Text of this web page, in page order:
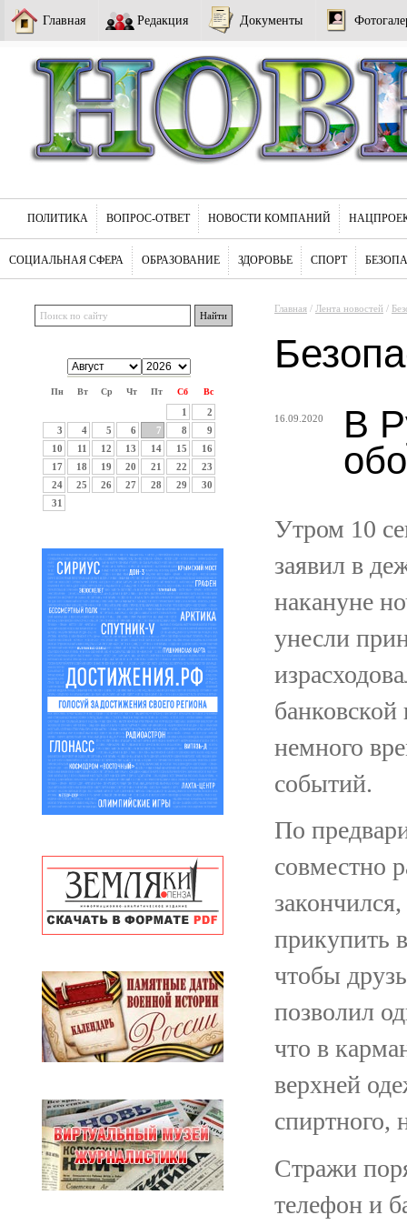
Главная Редакция Документы
ПОЛИТИКА ВОПРОС-ОТВЕТ НОВОСТИ КОМПАНИЙ
СОЦИАЛЬНАЯ СФЕРА ОБРАЗОВАНИЕ ЗДОРОВЬЕ СПОРТ
Пн Вт Ср Чт Пт Сб Вс
1
2
3
4 5 6 7 8
9
10
11 12 13 14 15
16
17
18 19 20 21 22
23
24
25 26 27 28 29
30
31
Главная / Лента новостей /
16.09.2020
В
Утром 10
заявил в
накануне
унесли
немного
событий.
По
совместно
прикупить
чтобы
позволил
что в
верхней
спиртного,
Стражи
телефон и